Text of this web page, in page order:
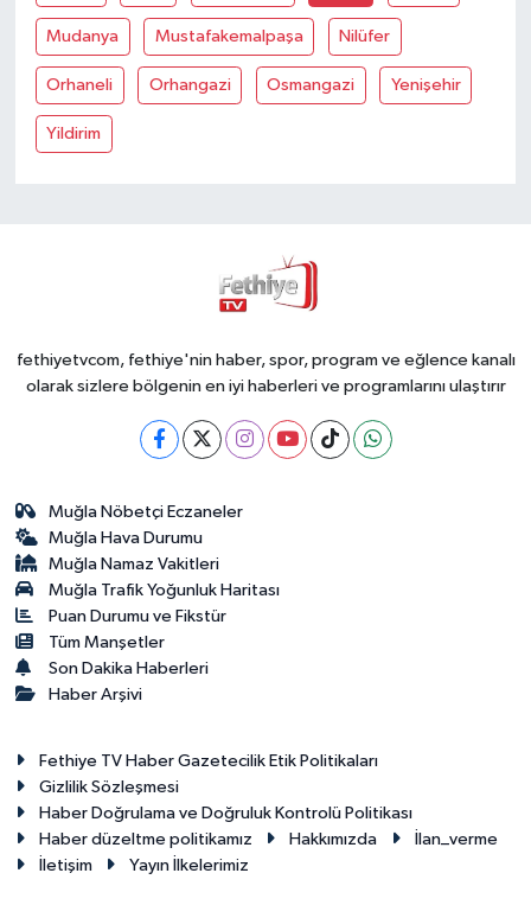
Mudanya Mustafakemalpaşa Nilüfer
Orhaneli Orhangazi Osmangazi Yenişehir
Yildirim
fethiyetvcom, fethiye'nin haber, spor, program ve eğlence kanalı
olarak sizlere bölgenin en iyi haberleri ve programlarını ulaştırır
Muğla Nöbetçi Eczaneler
Muğla Hava Durumu
Muğla Namaz Vakitleri
Muğla Trafik Yoğunluk Haritası
Puan Durumu ve Fikstür
Tüm Manşetler
Son Dakika Haberleri
Haber Arşivi
Fethiye TV Haber Gazetecilik Etik Politikaları
Gizlilik Sözleşmesi
Haber Doğrulama ve Doğruluk Kontrolü Politikası
Haber düzeltme politikamız
Hakkımızda
İlan_verme
İletişim
Yayın İlkelerimiz